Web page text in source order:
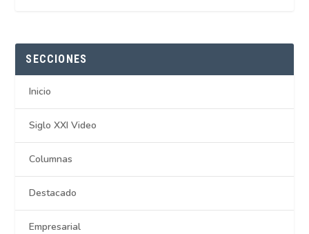
SECCIONES
Inicio
Siglo XXI Video
Columnas
Destacado
Empresarial